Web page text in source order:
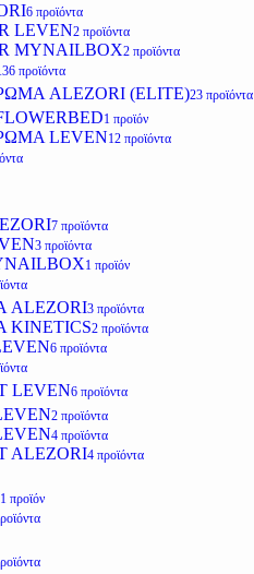
6 προϊόντα
LEVEN2 προϊόντα
MYNAILBOX2 προϊόντα
36 προϊόντα
ALEZORI (ELITE)23 προϊόντα
1 προϊόν
LEVEN12 προϊόντα
7 προϊόντα
3 προϊόντα
1 προϊόν
ALEZORI3 προϊόντα
KINETICS2 προϊόντα
6 προϊόντα
LEVEN6 προϊόντα
2 προϊόντα
4 προϊόντα
ALEZORI4 προϊόντα
1 προϊόν